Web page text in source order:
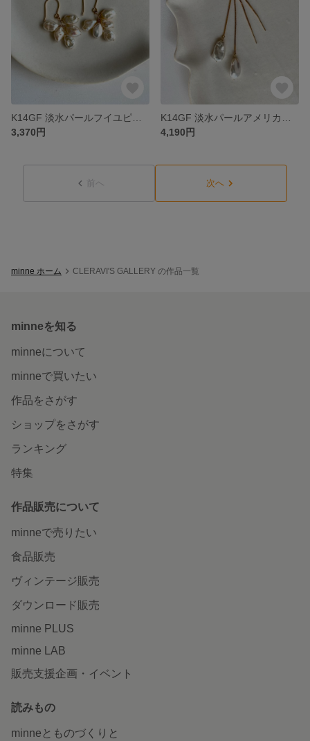
3,370円
4,190円
前へ 次へ
minne ホーム CLERAVI'S GALLERY の作品一覧
minneを知る
minneについて
minneで買いたい
作品をさがす
ショップをさがす
ランキング
特集
作品販売について
minneで売りたい
食品販売
ヴィンテージ販売
ダウンロード販売
minne PLUS
minne LAB
販売支援企画・イベント
読みもの
minneとものづくりと